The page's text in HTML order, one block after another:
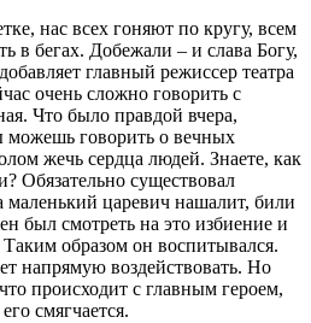
нас всех гоняют по кругу, всем
в бегах. Добежали – и слава Богу,
главный режиссер театра
очень сложно говорить с
Что было правдой вчера,
можешь говорить о вечных
жечь сердца людей. Знаете, как
Обязательно существовал
маленький царевич нашалит, били
был смотреть на это избиение и
образом он воспитывался.
напрямую воздействовать. Но
происходит с главным героем,
смягчается.